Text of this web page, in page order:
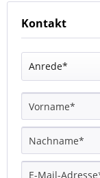
Kontakt